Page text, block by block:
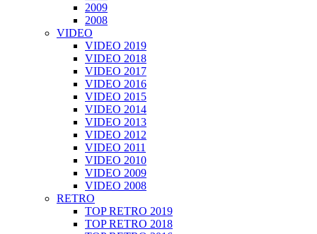
2009
2008
VIDEO
VIDEO 2019
VIDEO 2018
VIDEO 2017
VIDEO 2016
VIDEO 2015
VIDEO 2014
VIDEO 2013
VIDEO 2012
VIDEO 2011
VIDEO 2010
VIDEO 2009
VIDEO 2008
RETRO
TOP RETRO 2019
TOP RETRO 2018